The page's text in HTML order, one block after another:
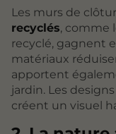
Les murs de
recyclés, comme
recyclé, gagnent
matériaux
apportent
jardin. Les
créent un visuel